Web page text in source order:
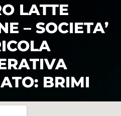
LATTE
– SOCIETA’
BRIMI